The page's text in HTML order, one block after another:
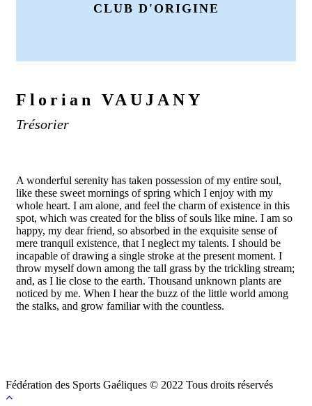
CLUB D'ORIGINE
Florian VAUJANY
Trésorier
A wonderful serenity has taken possession of my entire soul,
like these sweet mornings of spring which I enjoy with my
whole heart. I am alone, and feel the charm of existence in this
spot, which was created for the bliss of souls like mine. I am so
happy, my dear friend, so absorbed in the exquisite sense of
mere tranquil existence, that I neglect my talents. I should be
incapable of drawing a single stroke at the present moment. I
throw myself down among the tall grass by the trickling stream;
and, as I lie close to the earth. Thousand unknown plants are
noticed by me. When I hear the buzz of the little world among
the stalks, and grow familiar with the countless.
Fédération des Sports Gaéliques © 2022 Tous droits réservés